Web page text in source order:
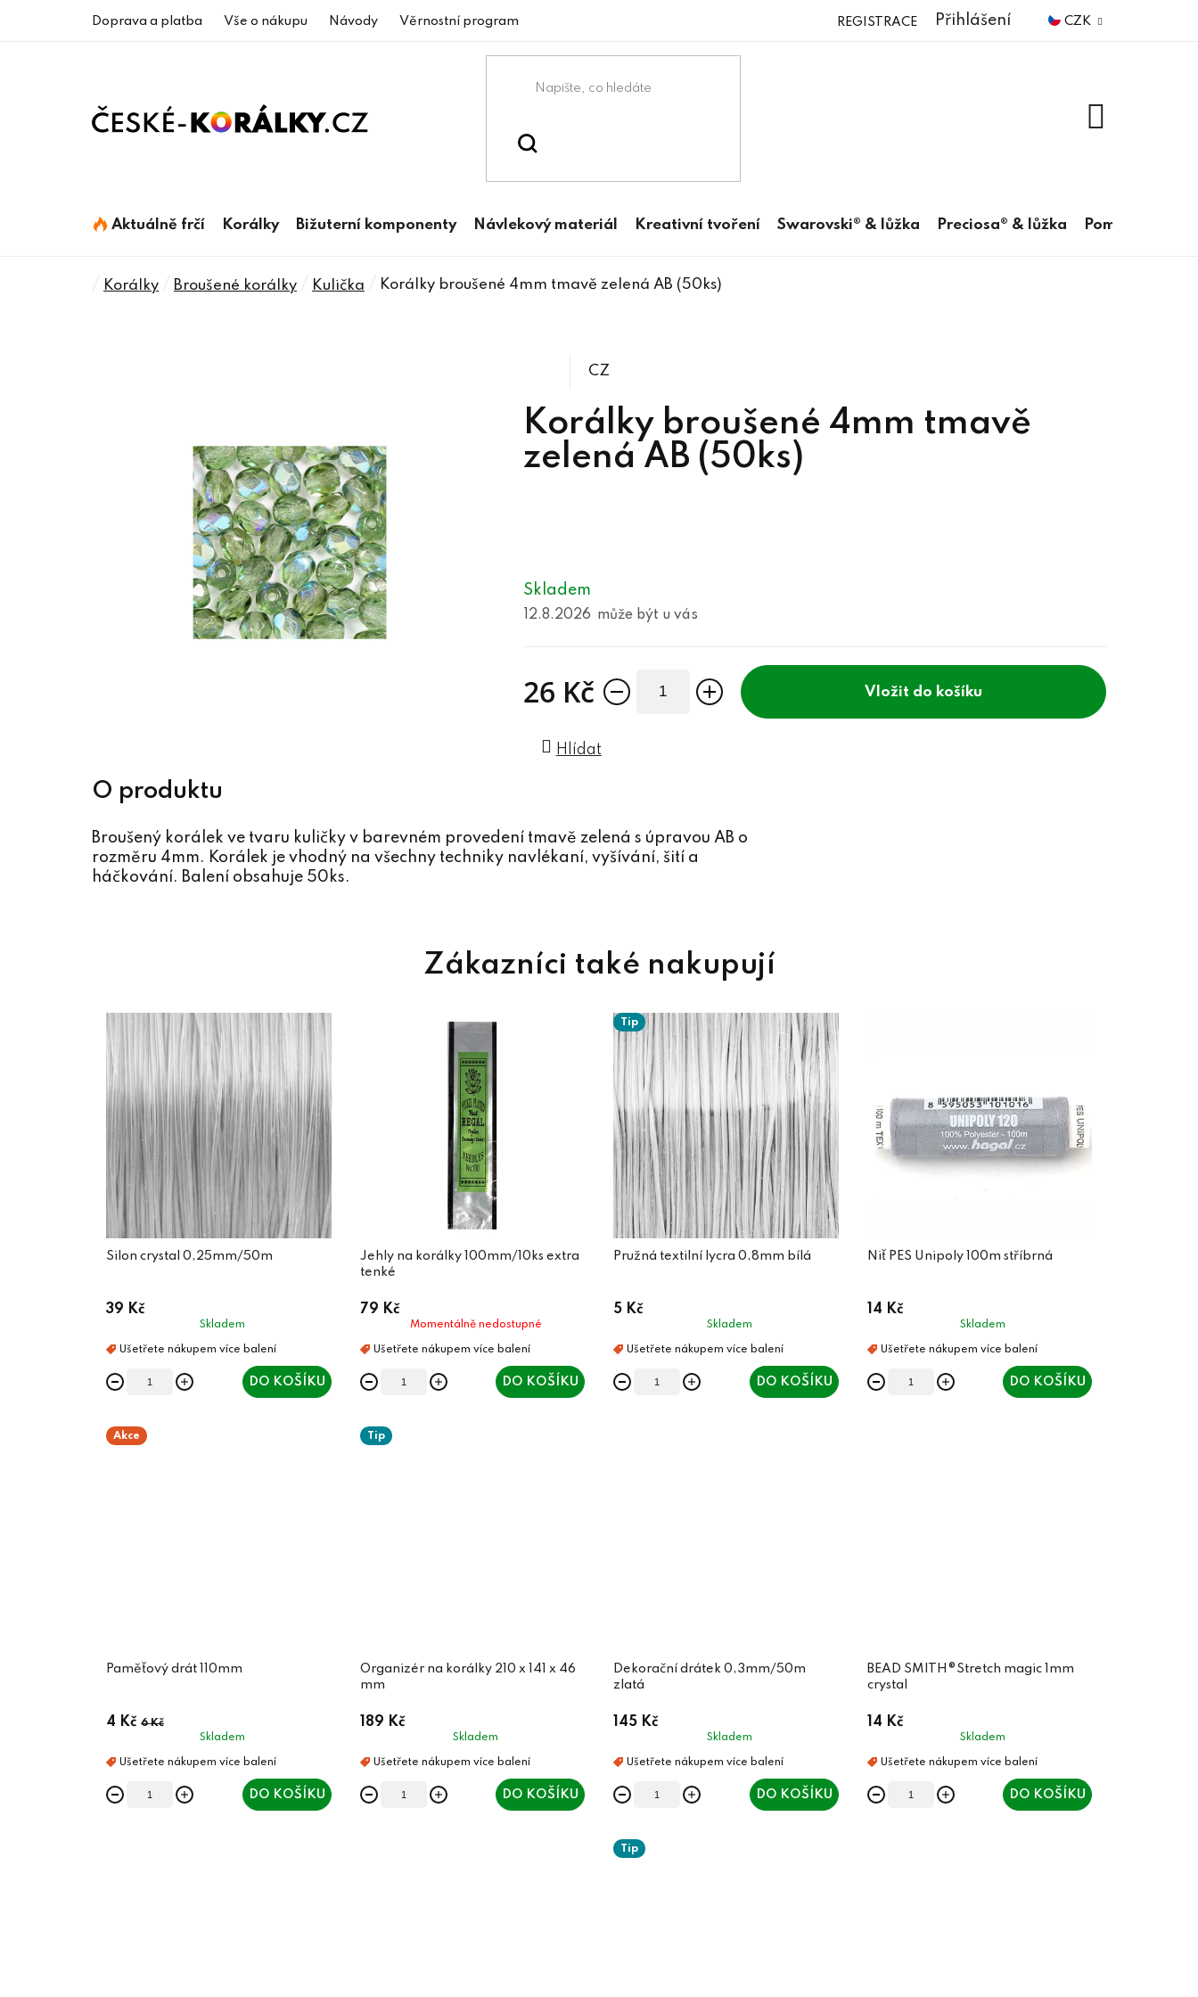
Doprava a platba Vše o nákupu Návody Věrnostní program CZK
Přihlášení
REGISTRACE
Aktuálně frčí Korálky Bižuterní komponenty Návlekový materiál Kreativní tvoření Swarovski® & lůžka Preciosa® & lůžka Pomůcky
Domů
Korálky Broušené korálky Kulička Korálky broušené 4mm tmavě zelená AB (50ks)
Korálky broušené 4mm tmavě
zelená AB (50ks)
CZ
Skladem
12.8.2026
26 Kč do košíku
Hlídat
Broušený korálek ve tvaru kuličky v barevném provedení tmavě zelená s úpravou AB o
rozměru 4mm. Korálek je vhodný na všechny techniky navlékaní, vyšívání, šití a
háčkování. Balení obsahuje 50ks.
Silon crystal 0,25mm/50m
39 Kč
Skladem
DO KOŠÍKU
Jehly na korálky 100mm/10ks extra
tenké
79 Kč
Momentálně nedostupné
DO KOŠÍKU
Tip
Pružná textilní lycra 0,8mm bílá
5 Kč
Skladem
DO KOŠÍKU
Niť PES Unipoly 100m stříbrná
14 Kč
Skladem
DO KOŠÍKU
Akce
Paměťový drát 110mm
4 Kč 6 Kč
Skladem
DO KOŠÍKU
Tip
Organizér na korálky 210 x 141 x 46
mm
189 Kč
Skladem
DO KOŠÍKU
Dekorační drátek 0,3mm/50m
zlatá
145 Kč
Skladem
DO KOŠÍKU
BEAD SMITH®Stretch magic 1mm
crystal
14 Kč
Skladem
DO KOŠÍKU
Tip